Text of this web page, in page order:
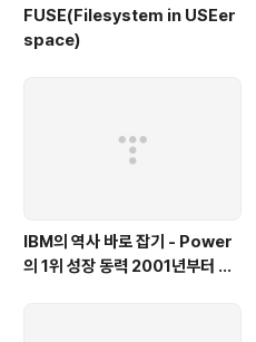
FUSE(Filesystem in USEer
space)
IBM의 역사 바로 잡기 - Power
의 1위 성장 동력 2001년부터 가